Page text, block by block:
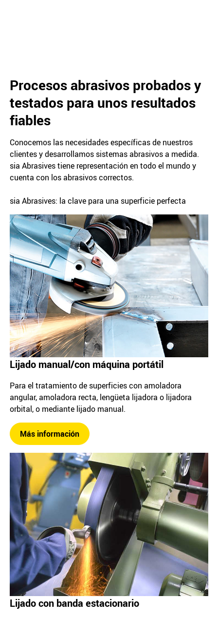
Procesos abrasivos probados y
testados para unos resultados
fiables
Conocemos las necesidades específicas de nuestros
clientes y desarrollamos sistemas abrasivos a medida.
sia Abrasives tiene representación en todo el mundo y
cuenta con los abrasivos correctos.
sia Abrasives: la clave para una superficie perfecta
Lijado manual/con máquina portátil
Para el tratamiento de superficies con amoladora
angular, amoladora recta, lengüeta lijadora o lijadora
orbital, o mediante lijado manual.
Más información
Lijado con banda estacionario